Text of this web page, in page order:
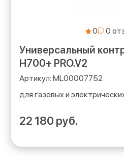
0
Универсальный
H700+ PRO.V2
ML00007752
для газовых и
22 180 руб.